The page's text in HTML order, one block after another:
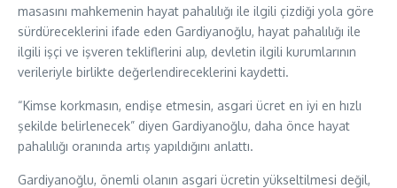
masasını mahkemenin hayat pahalılığı ile ilgili çizdiği yola göre
sürdüreceklerini ifade eden Gardiyanoğlu, hayat pahalılığı ile
ilgili işçi ve işveren tekliflerini alıp, devletin ilgili kurumlarının
verileriyle birlikte değerlendireceklerini kaydetti.
“Kimse korkmasın, endişe etmesin, asgari ücret en iyi en hızlı
şekilde belirlenecek” diyen Gardiyanoğlu, daha önce hayat
pahalılığı oranında artış yapıldığını anlattı.
Gardiyanoğlu, önemli olanın asgari ücretin yükseltilmesi değil,